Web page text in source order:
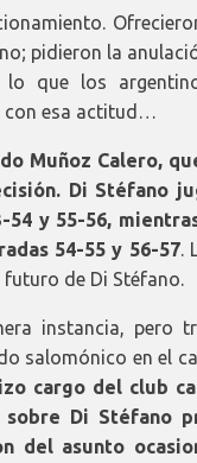
pidieron la
que los
con esa actitud…
Muñoz Calero,
Di Stéfano
54 y 55-56,
54-55 y 56-57.
futuro de Di Stéfano.
instancia, pero
salomónico en el
cargo del club
sobre Di Stéfano
del asunto